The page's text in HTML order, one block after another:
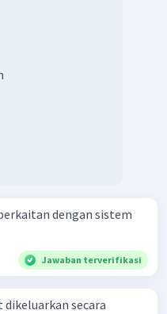
dengan sistem
Jawaban terverifikasi
dikeluarkan secara